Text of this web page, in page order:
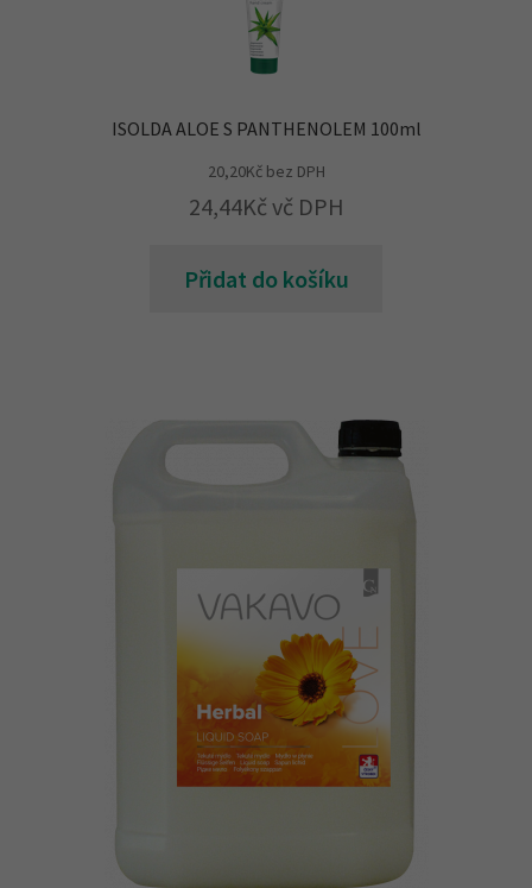
ISOLDA ALOE S PANTHENOLEM 100ml
20,20Kčbez DPH
24,44Kč vč DPH
Přidat do košíku